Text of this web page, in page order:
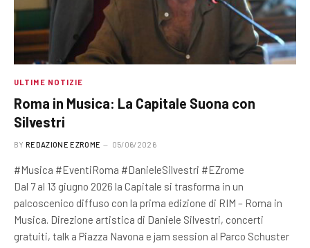
ULTIME NOTIZIE
Roma in Musica: La Capitale Suona con
Silvestri
BY REDAZIONE EZROME 05/06/2026
#Musica #EventiRoma #DanieleSilvestri #EZrome
Dal 7 al 13 giugno 2026 la Capitale si trasforma in un
palcoscenico diffuso con la prima edizione di RIM – Roma in
Musica. Direzione artistica di Daniele Silvestri, concerti
gratuiti, talk a Piazza Navona e jam session al Parco Schuster